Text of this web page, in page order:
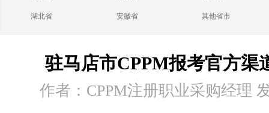
湖北省 安徽省 其他省市
驻马店市CPPM报考官方渠
作者：CPPM注册职业采购经理